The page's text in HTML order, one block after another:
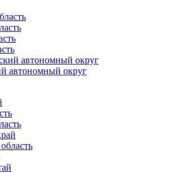
автономный округ
автономный округ